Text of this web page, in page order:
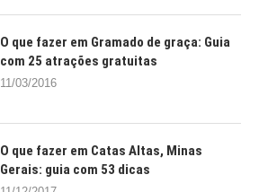
O que fazer em Gramado de graça: Guia
com 25 atrações gratuitas
11/03/2016
O que fazer em Catas Altas, Minas
Gerais: guia com 53 dicas